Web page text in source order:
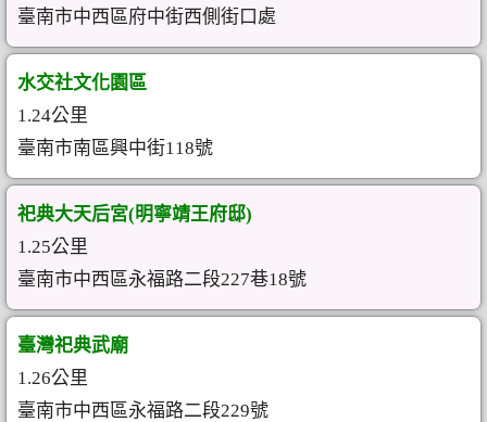
臺南市中西區府中街西側街口處
水交社文化園區
1.24公里
臺南市南區興中街118號
祀典大天后宮(明寧靖王府邸)
1.25公里
臺南市中西區永福路二段227巷18號
臺灣祀典武廟
1.26公里
臺南市中西區永福路二段229號